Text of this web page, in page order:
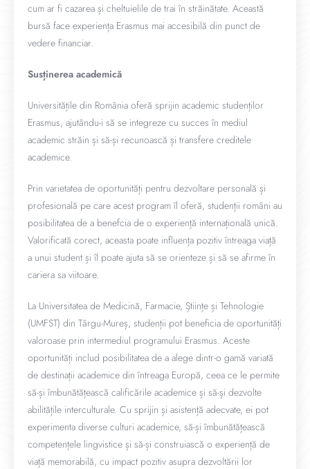
cum ar fi cazarea și cheltuielile de trai în străinătate. Această
bursă face experiența Erasmus mai accesibilă din punct de
vedere financiar.
Susținerea academică
Universitățile din România oferă sprijin academic studenților
Erasmus, ajutându-i să se integreze cu succes în mediul
academic străin și să-și recunoască și transfere creditele
academice.
Prin varietatea de oportunități pentru dezvoltare personală și
profesională pe care acest program îl oferă, studenții români au
posibilitatea de a benefcia de o experiență internațională unică.
Valorificată corect, aceasta poate influența pozitiv întreaga viață
a unui student și îl poate ajuta să se orienteze și să se afirme în
cariera sa viitoare.
La Universitatea de Medicină, Farmacie, Științe și Tehnologie
(UMFST) din Târgu-Mureș, studenții pot beneficia de oportunități
valoroase prin intermediul programului Erasmus. Aceste
oportunități includ posibilitatea de a alege dintr-o gamă variată
de destinații academice din întreaga Europă, ceea ce le permite
să-și îmbunătățească calificările academice și să-și dezvolte
abilitățile interculturale. Cu sprijin și asistență adecvate, ei pot
experimenta diverse culturi academice, să-și îmbunătățească
competențele lingvistice și să-și construiască o experiență de
viață memorabilă, cu impact pozitiv asupra dezvoltării lor